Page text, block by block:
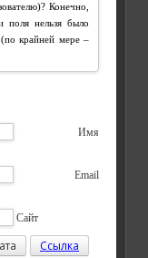
Конечно,
поля нельзя было
(по крайней мере –
Имя
Email
Сайт
Ссылка